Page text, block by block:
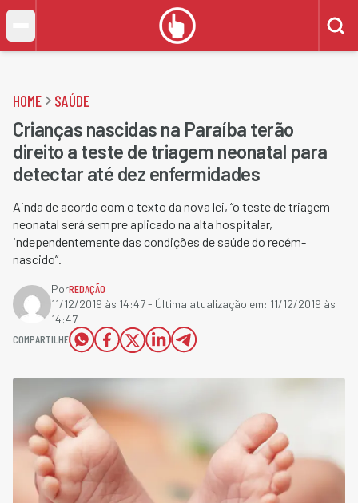
HOME SAÚDE
Crianças nascidas na Paraíba terão
direito a teste de triagem neonatal para
detectar até dez enfermidades
Ainda de acordo com o texto da nova lei, “o teste de triagem
neonatal será sempre aplicado na alta hospitalar,
independentemente das condições de saúde do recém-
nascido”.
PorREDAÇÃO
11/12/2019 às 14:47- Última atualização em: 11/12/2019 às
14:47
COMPARTILHE